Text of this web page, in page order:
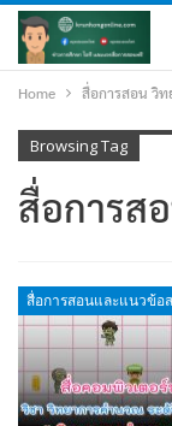
Home สื่อการสอน วิ
Browsing Tag
สื่อการส